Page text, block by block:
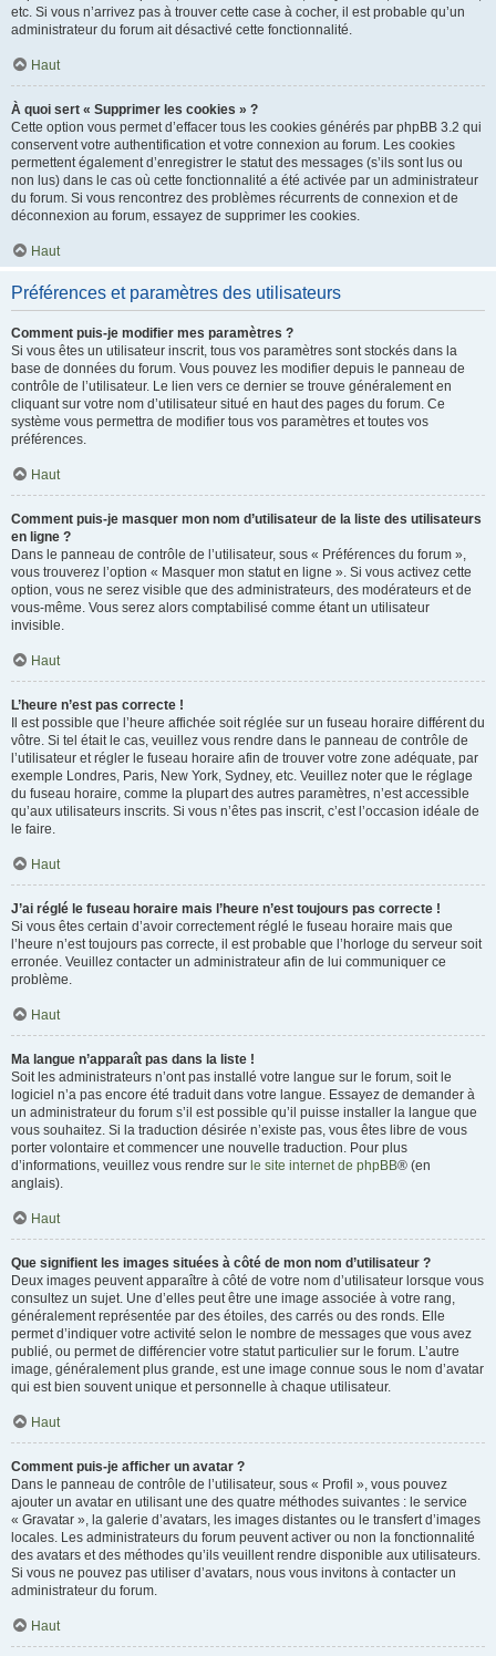
etc. Si vous n’arrivez pas à trouver cette case à cocher, il est probable qu’un
administrateur du forum ait désactivé cette fonctionnalité.
Haut
À quoi sert « Supprimer les cookies » ?
Cette option vous permet d’effacer tous les cookies générés par phpBB 3.2 qui
conservent votre authentification et votre connexion au forum. Les cookies
permettent également d’enregistrer le statut des messages (s’ils sont lus ou
non lus) dans le cas où cette fonctionnalité a été activée par un administrateur
du forum. Si vous rencontrez des problèmes récurrents de connexion et de
déconnexion au forum, essayez de supprimer les cookies.
Haut
Préférences et paramètres des utilisateurs
Comment puis-je modifier mes paramètres ?
Si vous êtes un utilisateur inscrit, tous vos paramètres sont stockés dans la
base de données du forum. Vous pouvez les modifier depuis le panneau de
contrôle de l’utilisateur. Le lien vers ce dernier se trouve généralement en
cliquant sur votre nom d’utilisateur situé en haut des pages du forum. Ce
système vous permettra de modifier tous vos paramètres et toutes vos
préférences.
Haut
Comment puis-je masquer mon nom d’utilisateur de la liste des utilisateurs
en ligne ?
Dans le panneau de contrôle de l’utilisateur, sous « Préférences du forum »,
vous trouverez l’option « Masquer mon statut en ligne ». Si vous activez cette
option, vous ne serez visible que des administrateurs, des modérateurs et de
vous-même. Vous serez alors comptabilisé comme étant un utilisateur
invisible.
Haut
L’heure n’est pas correcte !
Il est possible que l’heure affichée soit réglée sur un fuseau horaire différent du
vôtre. Si tel était le cas, veuillez vous rendre dans le panneau de contrôle de
l’utilisateur et régler le fuseau horaire afin de trouver votre zone adéquate, par
exemple Londres, Paris, New York, Sydney, etc. Veuillez noter que le réglage
du fuseau horaire, comme la plupart des autres paramètres, n’est accessible
qu’aux utilisateurs inscrits. Si vous n’êtes pas inscrit, c’est l’occasion idéale de
le faire.
Haut
J’ai réglé le fuseau horaire mais l’heure n’est toujours pas correcte !
Si vous êtes certain d’avoir correctement réglé le fuseau horaire mais que
l’heure n’est toujours pas correcte, il est probable que l’horloge du serveur soit
erronée. Veuillez contacter un administrateur afin de lui communiquer ce
problème.
Haut
Ma langue n’apparaît pas dans la liste !
Soit les administrateurs n’ont pas installé votre langue sur le forum, soit le
logiciel n’a pas encore été traduit dans votre langue. Essayez de demander à
un administrateur du forum s’il est possible qu’il puisse installer la langue que
vous souhaitez. Si la traduction désirée n’existe pas, vous êtes libre de vous
porter volontaire et commencer une nouvelle traduction. Pour plus
d’informations, veuillez vous rendre sur le site internet de phpBB® (en
anglais).
Haut
Que signifient les images situées à côté de mon nom d’utilisateur ?
Deux images peuvent apparaître à côté de votre nom d’utilisateur lorsque vous
consultez un sujet. Une d’elles peut être une image associée à votre rang,
généralement représentée par des étoiles, des carrés ou des ronds. Elle
permet d’indiquer votre activité selon le nombre de messages que vous avez
publié, ou permet de différencier votre statut particulier sur le forum. L’autre
image, généralement plus grande, est une image connue sous le nom d’avatar
qui est bien souvent unique et personnelle à chaque utilisateur.
Haut
Comment puis-je afficher un avatar ?
Dans le panneau de contrôle de l’utilisateur, sous « Profil », vous pouvez
ajouter un avatar en utilisant une des quatre méthodes suivantes : le service
« Gravatar », la galerie d’avatars, les images distantes ou le transfert d’images
locales. Les administrateurs du forum peuvent activer ou non la fonctionnalité
des avatars et des méthodes qu’ils veuillent rendre disponible aux utilisateurs.
Si vous ne pouvez pas utiliser d’avatars, nous vous invitons à contacter un
administrateur du forum.
Haut